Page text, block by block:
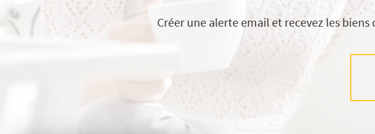
Créer une alerte email et recevez les